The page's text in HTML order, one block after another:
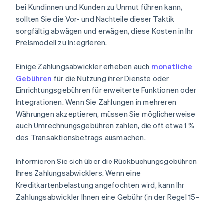
bei Kundinnen und Kunden zu Unmut führen kann,
sollten Sie die Vor- und Nachteile dieser Taktik
sorgfältig abwägen und erwägen, diese Kosten in Ihr
Preismodell zu integrieren.
Einige Zahlungsabwickler erheben auch monatliche
Gebühren für die Nutzung ihrer Dienste oder
Einrichtungsgebühren für erweiterte Funktionen oder
Integrationen. Wenn Sie Zahlungen in mehreren
Währungen akzeptieren, müssen Sie möglicherweise
auch Umrechnungsgebühren zahlen, die oft etwa 1 %
des Transaktionsbetrags ausmachen.
Informieren Sie sich über die Rückbuchungsgebühren
Ihres Zahlungsabwicklers. Wenn eine
Kreditkartenbelastung angefochten wird, kann Ihr
Zahlungsabwickler Ihnen eine Gebühr (in der Regel 15–